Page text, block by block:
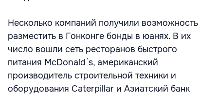
Несколько компаний получили возможность
разместить в Гонконге бонды в юанях. В их
число вошли сеть ресторанов быстрого
питания McDonald´s, американский
производитель строительной техники и
оборудования Caterpillar и Азиатский банк